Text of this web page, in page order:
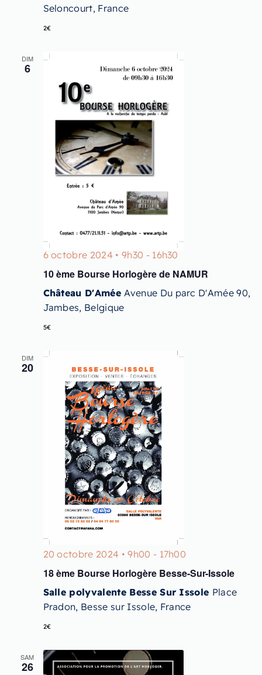
Seloncourt, France
2€
DIM
6
6 octobre 2024 • 9h30 - 16h30
10 ème Bourse Horlogère de NAMUR
Château D'AméeAvenue Du parc D'Amée 90,
Jambes, Belgique
5€
DIM
20
20 octobre 2024 • 9h00 - 17h00
18 ème Bourse Horlogère Besse-Sur-Issole
Salle polyvalente Besse Sur Issole Place
Pradon, Besse sur Issole, France
2€
SAM
26